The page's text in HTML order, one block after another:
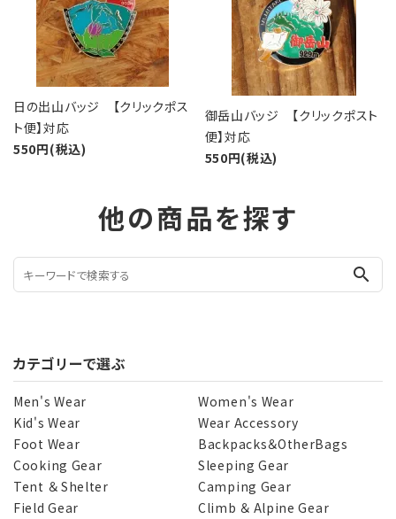
日の出山バッジ 【クリックポス
ト便】対応
550円(税込)
御岳山バッジ 【クリックポスト
便】対応
550円(税込)
他の商品を探す
search
カテゴリーで選ぶ
Men's Wear
Women's Wear
Kid's Wear
Wear Accessory
Foot Wear
Backpacks＆OtherBags
Cooking Gear
Sleeping Gear
Tent ＆ Shelter
Camping Gear
Field Gear
Climb ＆ Alpine Gear